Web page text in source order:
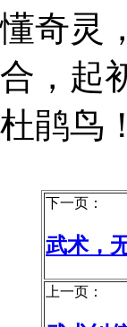
懂奇灵
合，起
杜鹃鸟！
下一页：
武术，
上一页：